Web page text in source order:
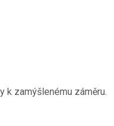
k zamýšlenému záměru.